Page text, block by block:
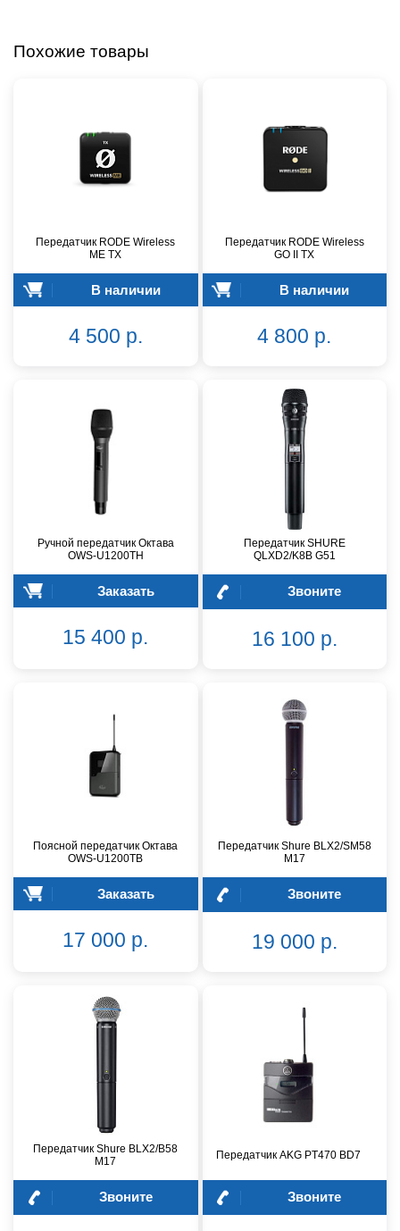
Похожие товары
Передатчик RODE Wireless
ME TX
В наличии
4 500 р.
Передатчик RODE Wireless
GO II TX
В наличии
4 800 р.
Ручной передатчик Октава
OWS-U1200TH
Заказать
15 400 р.
Передатчик SHURE
QLXD2/K8B G51
Звоните
16 100 р.
Поясной передатчик Октава
OWS-U1200TB
Заказать
17 000 р.
Передатчик Shure BLX2/SM58
M17
Звоните
19 000 р.
Передатчик Shure BLX2/B58
M17
Звоните
Передатчик AKG PT470 BD7
Звоните